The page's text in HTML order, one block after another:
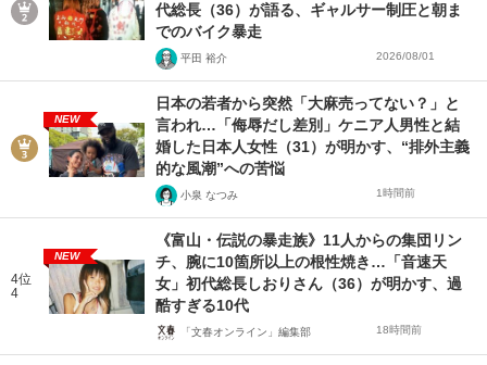
代総長（36）が語る、ギャルサー制圧と朝ま
でのバイク暴走
平田 裕介 2026/08/01
NEW
日本の若者から突然「大麻売ってない？」と
言われ…「侮辱だし差別」ケニア人男性と結
婚した日本人女性（31）が明かす、“排外主義
的な風潮”への苦悩
小泉 なつみ 1時間前
4位
4
NEW
《富山・伝説の暴走族》11人からの集団リン
チ、腕に10箇所以上の根性焼き…「音速天
女」初代総長しおりさん（36）が明かす、過
酷すぎる10代
「文春オンライン」編集部 18時間前